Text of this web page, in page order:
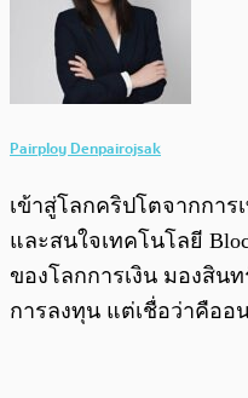
Pairploy Denpairojsak
เข้าสู่โลกคริปโตจากการ
และสนใจเทคโนโลยี
ของโลกการเงิน มองสิน
การลงทุน แต่เชื่อว่าคืออ